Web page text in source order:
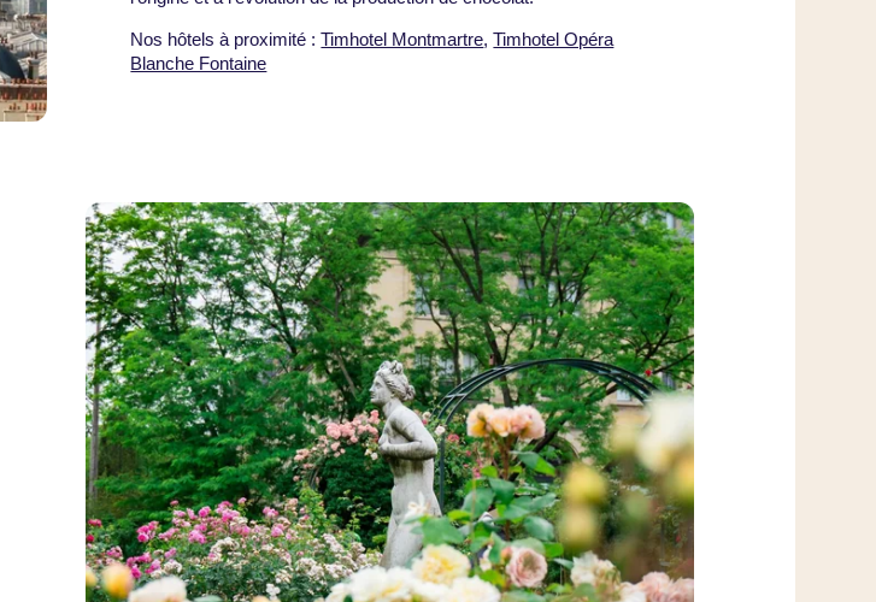
Nos hôtels à proximité :Timhotel Montmartre,Timhotel Opéra
Blanche Fontaine